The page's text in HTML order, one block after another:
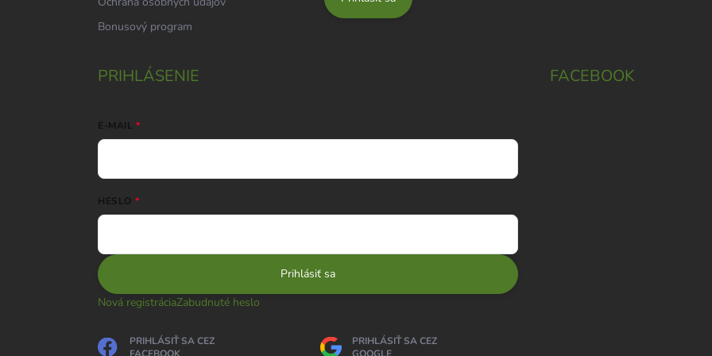
Bonusový program
PRIHLÁSENIE
E-MAIL
HESLO
Prihlásiť sa
Nová registráciaZabudnuté heslo
PRIHLÁSIŤ SA CEZ
PRIHLÁSIŤ SA CEZ
FACEBOOK